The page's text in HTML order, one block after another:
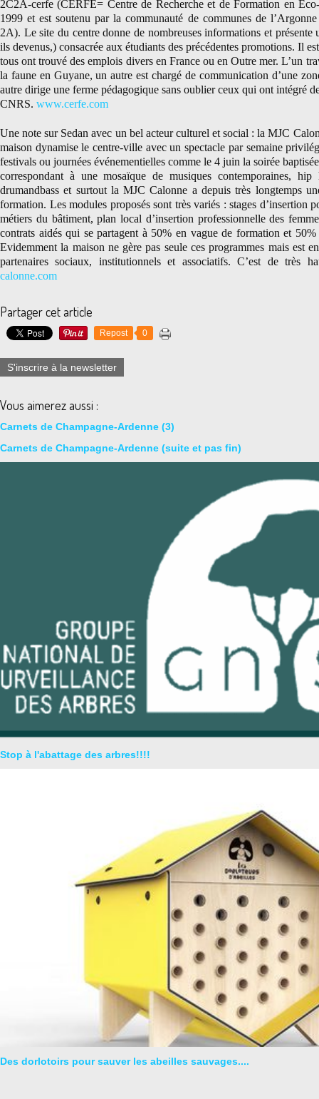
2C2A-cerfe (CERFE= Centre de Recherche et de Formation en
1999 et est soutenu par la communauté de communes de
2A). Le site du centre donne de nombreuses informations et présente
ils devenus,) consacrée aux étudiants des précédentes promotions. Il
tous ont trouvé des emplois divers en France ou en Outre mer. L’un
la faune en Guyane, un autre est chargé de communication d’une
autre dirige une ferme pédagogique sans oublier ceux qui ont intégré
CNRS. www.cerfe.com
Une note sur Sedan avec un bel acteur culturel et social : la MJC
maison dynamise le centre-ville avec un spectacle par semaine
festivals ou journées événementielles comme le 4 juin la soirée
correspondant à une mosaïque de musiques contemporaines,
drumandbass et surtout la MJC Calonne a depuis très longtemps
formation. Les modules proposés sont très variés : stages d’insertion
métiers du bâtiment, plan local d’insertion professionnelle des
contrats aidés qui se partagent à 50% en vague de formation et
Evidemment la maison ne gère pas seule ces programmes mais est
partenaires sociaux, institutionnels et associatifs. C’est de très
calonne.com
Partager cet article
Repost 0
S'inscrire à la newsletter
Vous aimerez aussi :
Carnets de Champagne-Ardenne (3)
Carnets de Champagne-Ardenne (suite et pas fin)
Stop à l'abattage des arbres!!!!
Des dorlotoirs pour sauver les abeilles sauvages....